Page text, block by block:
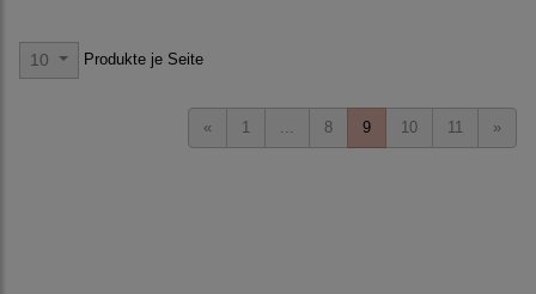
10 Produkte je Seite
« 1 8 9 10 11 »